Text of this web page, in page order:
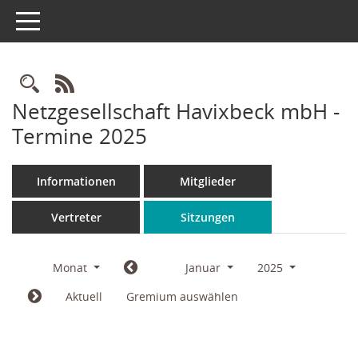
Toggle navigation
Rechercheauswahl
RSS-Feed
Netzgesellschaft Havixbeck mbH -
Termine 2025
Informationen Mitglieder
Vertreter Sitzungen
Monat Januar
2025
Aktuell
Gremium auswählen